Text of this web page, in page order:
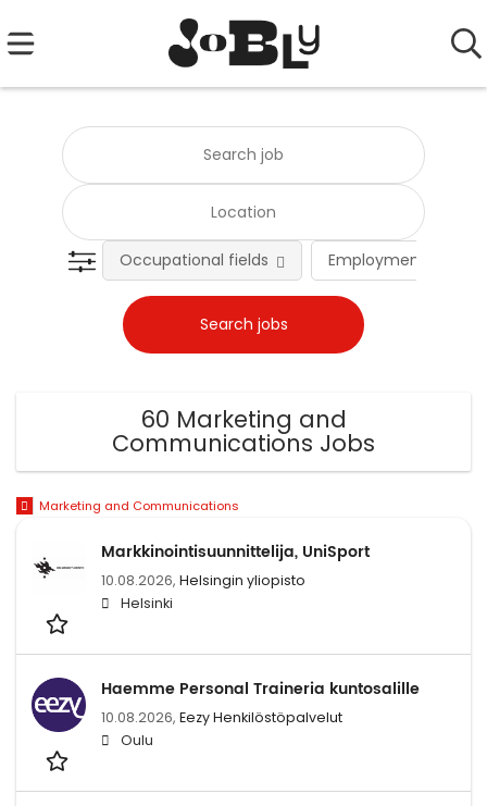
Employment type
Occupational fields
60 Marketing and
Communications Jobs
Marketing and Communications
Markkinointisuunnittelija, UniSport
10.08.2026, Helsingin yliopisto
Helsinki
Haemme Personal Traineria kuntosalille
10.08.2026, Eezy Henkilöstöpalvelut
Oulu